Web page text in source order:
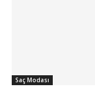
Saç Modası